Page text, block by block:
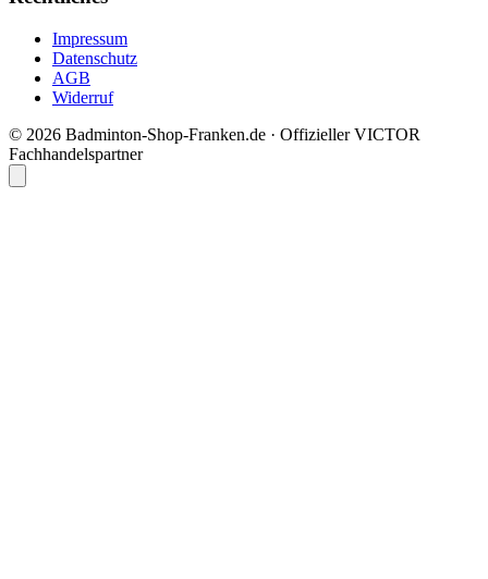
Impressum
Datenschutz
AGB
Widerruf
© 2026 Badminton-Shop-Franken.de · Offizieller VICTOR
Fachhandelspartner